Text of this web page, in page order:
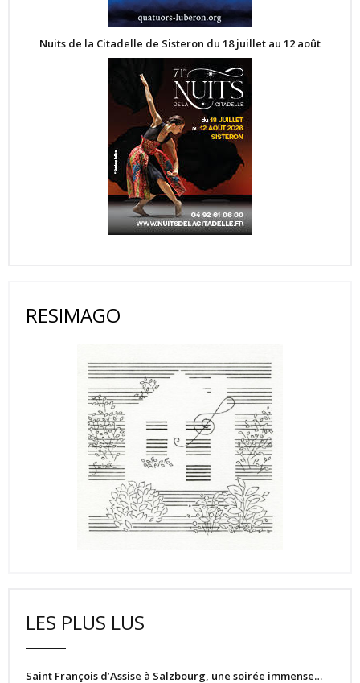
Nuits de la Citadelle de Sisteron du 18 juillet au 12 août
RESIMAGO
LES PLUS LUS
Saint François d’Assise à Salzbourg, une soirée immense…